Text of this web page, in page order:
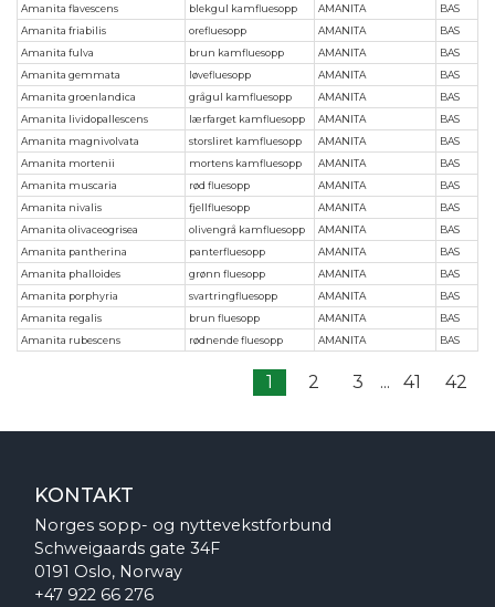
Amanita flavescens
blekgul kamfluesopp AMANITA
BAS
Amanita friabilis
orefluesopp AMANITA
BAS
Amanita fulva
brun kamfluesopp AMANITA
BAS
Amanita gemmata
løvefluesopp AMANITA
BAS
Amanita groenlandica
grågul kamfluesopp AMANITA
BAS
Amanita lividopallescens
lærfarget kamfluesopp AMANITA
BAS
Amanita magnivolvata
storsliret kamfluesopp AMANITA
BAS
Amanita mortenii
mortens kamfluesopp AMANITA
BAS
Amanita muscaria
rød fluesopp AMANITA
BAS
Amanita nivalis
fjellfluesopp AMANITA
BAS
Amanita olivaceogrisea
olivengrå kamfluesopp AMANITA
BAS
Amanita pantherina
panterfluesopp AMANITA
BAS
Amanita phalloides
grønn fluesopp AMANITA
BAS
Amanita porphyria
svartringfluesopp AMANITA
BAS
Amanita regalis
brun fluesopp AMANITA
BAS
Amanita rubescens
rødnende fluesopp AMANITA BAS
1 2 3 ... 41 42
KONTAKT
Norges sopp- og nyttevekstforbund
Schweigaards gate 34F
0191 Oslo, Norway
+47 922 66 276